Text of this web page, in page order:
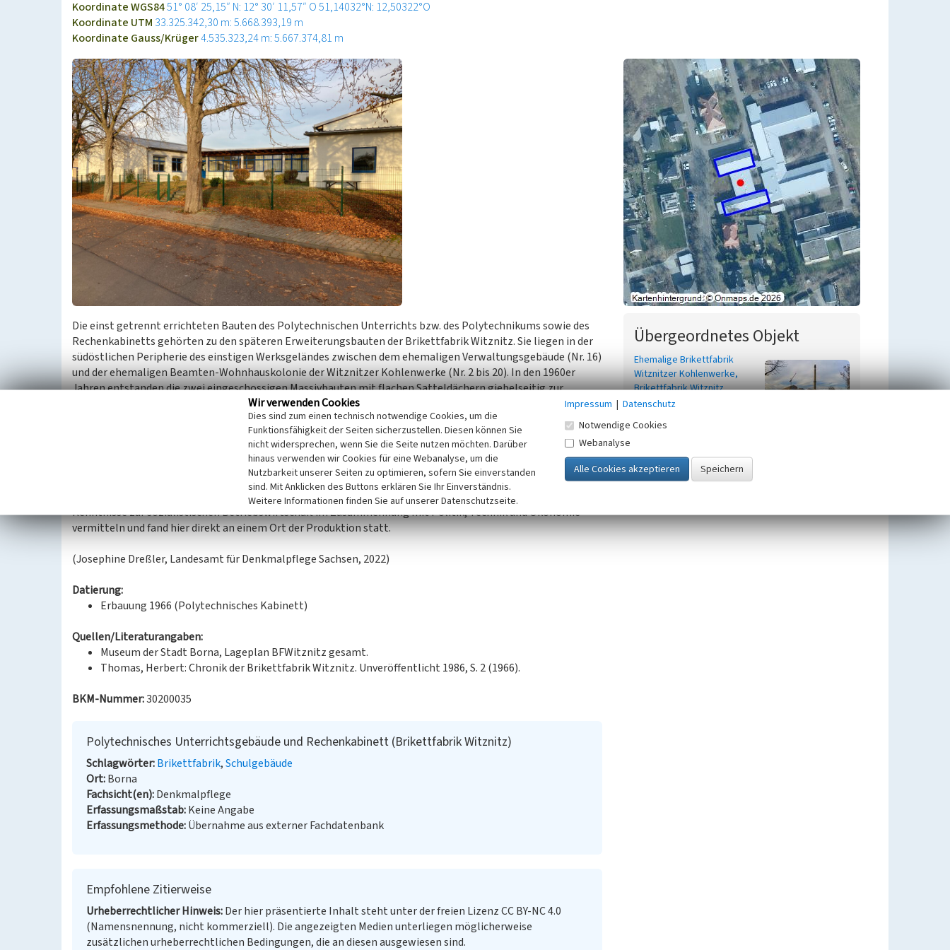
Koordinate WGS8451° 08′ 25,15″ N: 12° 30′ 11,57″ O51,14032°N: 12,50322°O
Koordinate UTM 33.325.342,30 m: 5.668.393,19 m
Koordinate Gauss/Krüger4.535.323,24 m: 5.667.374,81 m
Die einst getrennt errichteten Bauten des Polytechnischen Unterrichts bzw. des Polytechnikums sowie des
Rechenkabinetts gehörten zu den späteren Erweiterungsbauten der Brikettfabrik Witznitz. Sie liegen in der
südöstlichen Peripherie des einstigen Werksgeländes zwischen dem ehemaligen Verwaltungsgebäude (Nr. 16)
und der ehemaligen Beamten-Wohnhauskolonie der Witznitzer Kohlenwerke (Nr. 2 bis 20). In den 1960er
Jahren entstanden die zwei eingeschossigen Massivbauten mit flachen Satteldächern giebelseitig zur
Witznitzer Werkstraße, dabei ist für das Polytechnikum die Fertigstellung für das Jahr 1966 belegt. Wohl
gegen Ende der 1990er Jahre wurden beide Gebäude durch Erweiterung, Umbau und Umnutzung für ein
Bildungszentrum baulich verbunden und verändert.
Während das Rechenkabinett (südlich) für interne Aufgaben wie Lohnrechnung genutzt wurde, zeugt das
Polytechnikum (nördlich) von bildungspolitischer Bedeutung mit Außenwirkung. In dem Gebäude wurde in
der DDR-Zeit ESP-Unterricht (Einführung in die sozialistische Produktion) gelehrt. Dieses Schulfach gehörte
zum theoretischen Teil des polytechnischen Unterrichts. Es sollte Schülern der 7. bis 10. Klasse grundlegende
Kenntnisse zur sozialistischen Betriebswirtschaft im Zusammenhang mit Politik, Technik und Ökonomie
vermitteln und fand hier direkt an einem Ort der Produktion statt.
(Josephine Dreßler, Landesamt für Denkmalpflege Sachsen, 2022)
Datierung:
Erbauung 1966 (Polytechnisches Kabinett)
Quellen/Literaturangaben:
Museum der Stadt Borna, Lageplan BFWitznitz gesamt.
Thomas, Herbert: Chronik der Brikettfabrik Witznitz. Unveröffentlicht 1986, S. 2 (1966).
BKM-Nummer:30200035
Polytechnisches Unterrichtsgebäude und Rechenkabinett (Brikettfabrik Witznitz)
Schlagwörter Brikettfabrik Schulgebäude
Ort Borna
Fachsicht(en) Denkmalpflege
Erfassungsmaßstab Keine Angabe
Erfassungsmethode Übernahme aus externer Fachdatenbank
Empfohlene Zitierweise
Urheberrechtlicher Hinweis Der hier präsentierte Inhalt steht unter der freien Lizenz CC BY-NC 4.0
(Namensnennung, nicht kommerziell). Die angezeigten Medien unterliegen möglicherweise
zusätzlichen urheberrechtlichen Bedingungen, die an diesen ausgewiesen sind.
Übergeordnetes Objekt
Ehemalige Brikettfabrik
Witznitzer Kohlenwerke,
Brikettfabrik Witznitz
Wir verwenden Cookies
Dies sind zum einen technisch notwendige Cookies, um die
Funktionsfähigkeit der Seiten sicherzustellen. Diesen können Sie
nicht widersprechen, wenn Sie die Seite nutzen möchten. Darüber
hinaus verwenden wir Cookies für eine Webanalyse, um die
Nutzbarkeit unserer Seiten zu optimieren, sofern Sie einverstanden
sind. Mit Anklicken des Buttons erklären Sie Ihr Einverständnis.
Weitere Informationen finden Sie auf unserer Datenschutzseite.
Impressum | Datenschutz
Notwendige Cookies
Webanalyse